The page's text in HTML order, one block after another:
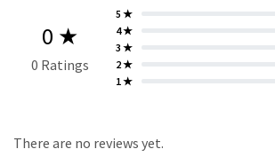
0 ★
0 Ratings
5 ★
4 ★
3 ★
2 ★
1 ★
There are no reviews yet.